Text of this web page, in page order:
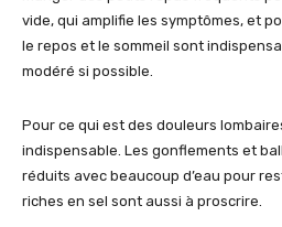
vide, qui amplifie les symptômes, et
le repos et le sommeil sont
modéré si possible.
Pour ce qui est des douleurs
indispensable. Les gonflements et
réduits avec beaucoup d’eau pour
riches en sel sont aussi à proscrire.